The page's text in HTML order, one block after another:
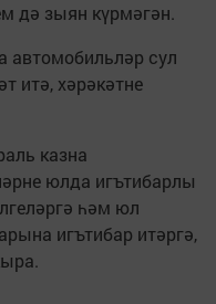
дә зыян күрмәгән.
автомобильләр сул
итә, хәрәкәтне
казна
юлда игътибарлы
һәм юл
игътибар итәргә,